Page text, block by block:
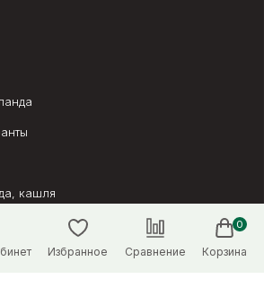
Избранное Сравнение
0
Корзина
кашля